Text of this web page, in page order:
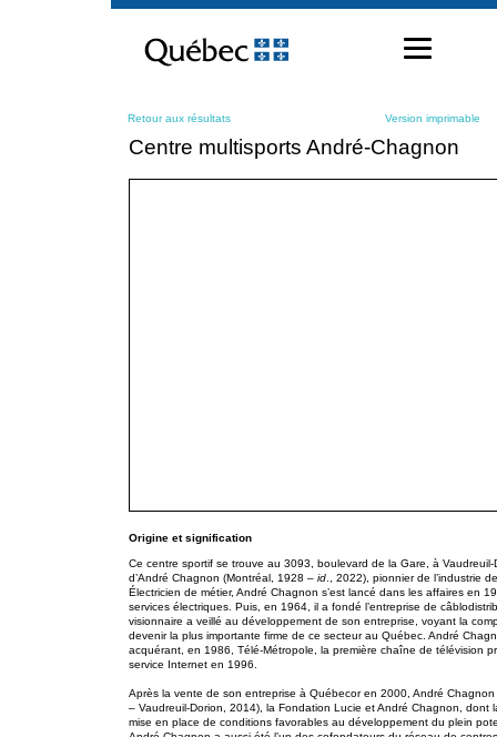
contenu
Retour aux résultats Version imprimable
Centre multisports André-Chagnon
Origine et signification
Ce centre sportif se trouve au 3093, boulevard de la Gare, à
d’André Chagnon (Montréal, 1928 – id ., 2022), pionnier de l’industrie
Électricien de métier, André Chagnon s’est lancé dans les affaires en
services électriques. Puis, en 1964, il a fondé l’entreprise de
visionnaire a veillé au développement de son entreprise, voyant la
devenir la plus importante firme de ce secteur au Québec. André
acquérant, en 1986, Télé-Métropole, la première chaîne de télévision
service Internet en 1996.
Après la vente de son entreprise à Québecor en 2000, André
– Vaudreuil-Dorion, 2014), la Fondation Lucie et André Chagnon,
mise en place de conditions favorables au développement du plein